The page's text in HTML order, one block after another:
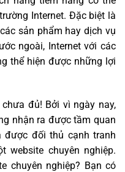
Internet. Đặc biệt là
sản phẩm hay dịch vụ
ngoài, Internet với các
thể hiện được những lợi
đủ! Bởi vì ngày nay,
nhận ra được tầm quan
được đối thủ cạnh tranh
website chuyên nghiệp.
chuyên nghiệp? Bạn có